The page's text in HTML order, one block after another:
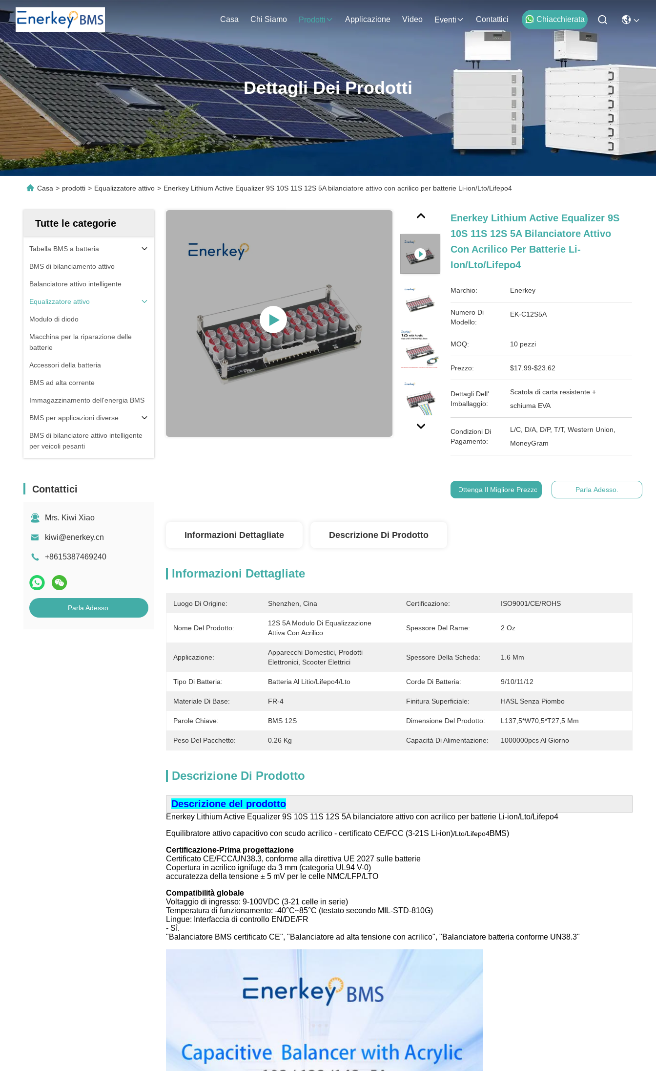
Casa Chi Siamo Prodotti Applicazione Video Eventi Contattici Chiacchierata
Dettagli Dei Prodotti
Casa > prodotti > Equalizzatore attivo > Enerkey Lithium Active Equalizer 9S 10S 11S 12S 5A bilanciatore attivo con acrilico per batterie Li-ion/Lto/Lifepo4
Tutte le categorie
Tabella BMS a batteria
BMS di bilanciamento attivo
Balanciatore attivo intelligente
Equalizzatore attivo
Modulo di diodo
Macchina per la riparazione delle
batterie
Accessori della batteria
BMS ad alta corrente
Immagazzinamento dell'energia BMS
BMS per applicazioni diverse
BMS di bilanciatore attivo intelligente
per veicoli pesanti
Contattici
Mrs. Kiwi Xiao
kiwi@enerkey.cn
+8615387469240
Parla Adesso.
Enerkey Lithium Active Equalizer 9S
10S 11S 12S 5A Bilanciatore Attivo
Con Acrilico Per Batterie Li-
Ion/Lto/Lifepo4
Marchio: Enerkey
Numero Di
Modello:
EK-C12S5A
MOQ: 10 pezzi
Prezzo: $17.99-$23.62
Dettagli Dell'
Imballaggio:
Scatola di carta resistente +
schiuma EVA
Condizioni Di
Pagamento:
L/C, D/A, D/P, T/T, Western Union,
MoneyGram
Ottenga Il Migliore Prezzo Parla Adesso.
Informazioni Dettagliate Descrizione Di Prodotto
Informazioni Dettagliate
Luogo Di Origine: Shenzhen, Cina Certificazione: ISO9001/CE/ROHS
Nome Del Prodotto:
12S 5A Modulo Di Equalizzazione
Attiva Con Acrilico
Spessore Del Rame: 2 Oz
Applicazione:
Apparecchi Domestici, Prodotti
Elettronici, Scooter Elettrici
Spessore Della Scheda: 1.6 Mm
Tipo Di Batteria: Batteria Al Litio/Lifepo4/Lto Corde Di Batteria: 9/10/11/12
Materiale Di Base: FR-4 Finitura Superficiale: HASL Senza Piombo
Parole Chiave: BMS 12S Dimensione Del Prodotto: L137,5*W70,5*T27,5 Mm
Peso Del Pacchetto: 0.26 Kg Capacità Di Alimentazione: 1000000pcs Al Giorno
Descrizione Di Prodotto
Descrizione del prodotto
Enerkey Lithium Active Equalizer 9S 10S 11S 12S 5A bilanciatore attivo con acrilico per batterie Li-ion/Lto/Lifepo4
Equilibratore attivo capacitivo con scudo acrilico - certificato CE/FCC (3-21S Li-ion)/Lto/Lifepo4BMS)
Certificazione-Prima progettazione
Certificato CE/FCC/UN38.3, conforme alla direttiva UE 2027 sulle batterie
Copertura in acrilico ignifuge da 3 mm (categoria UL94 V-0)
accuratezza della tensione ± 5 mV per le celle NMC/LFP/LTO
Compatibilità globale
Voltaggio di ingresso: 9-100VDC (3-21 celle in serie)
Temperatura di funzionamento: -40°C~85°C (testato secondo MIL-STD-810G)
Lingue: Interfaccia di controllo EN/DE/FR
- Sì.
"Balanciatore BMS certificato CE", "Balanciatore ad alta tensione con acrilico", "Balanciatore batteria conforme UN38.3"